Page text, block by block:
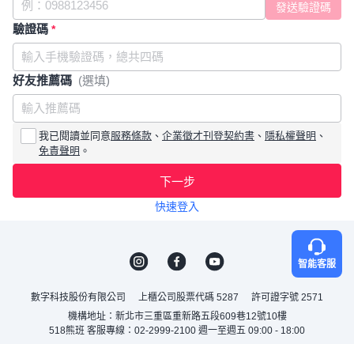
驗證碼 *
好友推薦碼 (選填)
我已閱讀並同意服務條款 、 企業徵才刊登契約書 、 隱私權聲明 、
免責聲明 。
下一步
快速登入
智能客服
數字科技股份有限公司 上櫃公司股票代碼 5287
許可證字號 2571
機構地址：新北市三重區重新路五段609巷12號10樓
518熊班 客服專線：02-2999-2100 週一至週五 09:00 - 18:00